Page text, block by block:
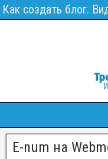
Как создать блог.
E-num на